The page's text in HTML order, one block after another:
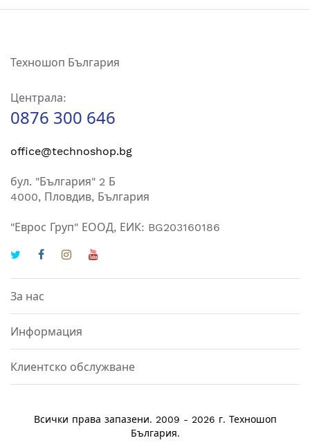
Техношоп България
Централа:
0876 300 646
office@technoshop.bg
бул. "България" 2 Б
4000, Пловдив, България
"Еврос Груп" ЕООД, ЕИК: BG203160186
За нас
Информация
Клиентско обслужване
Всички права запазени. 2009 - 2026 г. Техношоп
България.